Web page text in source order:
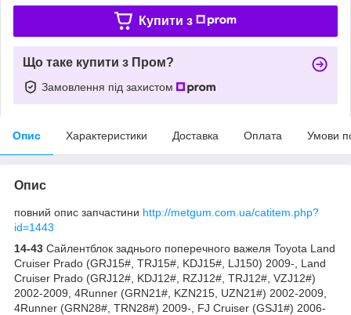
Купити з
Що таке купити з Пром?
Замовлення під захистом
Опис Характеристики Доставка Оплата Умови
Опис
повний опис запчастини http://metgum.com.ua/catitem.php?
id=1443
14-43 Сайлентблок заднього поперечного важеля Toyota Land
Cruiser Prado (GRJ15#, TRJ15#, KDJ15#, LJ150) 2009-, Land
Cruiser Prado (GRJ12#, KDJ12#, RZJ12#, TRJ12#, VZJ12#)
2002-2009, 4Runner (GRN21#, KZN215, UZN21#) 2002-2009,
4Runner (GRN28#, TRN28#) 2009-, FJ Cruiser (GSJ1#) 2006-